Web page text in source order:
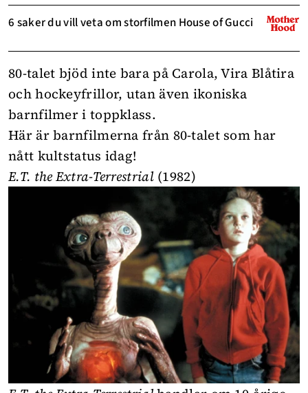
6 saker du vill veta om storfilmen House of Gucci
80-talet bjöd inte bara på Carola, Vira Blåtira
och hockeyfrillor, utan även ikoniska
barnfilmer i toppklass.
Här är barnfilmerna från 80-talet som har
nått kultstatus idag!
E.T. the Extra-Terrestrial(1982)